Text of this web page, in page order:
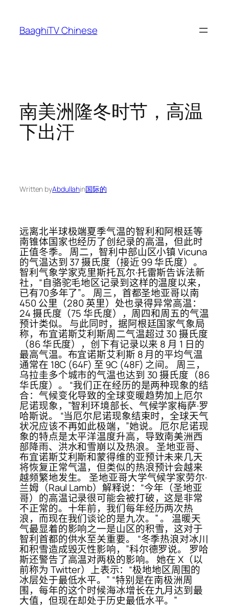
content
BaaghiTV Chinese
南美洲隆冬时节，高温
下出汗
Written byAbdullahin国际的
远离北半球极端夏季气温的智利和阿根廷等
南锥体国家也经历了创纪录的高温，但此时
正值冬季。 周二，智利中部山区小镇 Vicuna
的气温达到 37 摄氏度（接近 99 华氏度）。
智利气象学家克里斯托瓦尔·托雷斯告诉法新
社，“自骆驼毛地区记录到这样的温度以来，
已有70多年了”。 周三，首都圣地亚哥以南
450 公里（280 英里）处也录得异常高温：
24 摄氏度（75 华氏度），周四和周五的气温
预计类似。 与此同时，据阿根廷国家气象局
称，布宜诺斯艾利斯周二气温超过 30 摄氏度
（86 华氏度），创下有记录以来 8 月 1 日的
最高气温。布宜诺斯艾利斯 8 月的平均气温
通常在 18C (64F) 至 9C (48F) 之间。 周三，
乌拉圭多个城市的气温也达到 30 摄氏度（86
华氏度）。 “我们正在经历的是两种现象的结
合：气候变化导致的全球变暖趋势加上厄尔
尼诺现象，”智利环境部长、气候学家梅萨·罗
哈斯说。 “当厄尔尼诺现象结束时，全球天气
状况应该不再如此极端，”她说。 厄尔尼诺现
象的特点是太平洋温度升高，导致南美洲西
部降雨、洪水和雪崩以及热浪。 圣地亚哥、
布宜诺斯艾利斯和蒙得维的亚预计未来几天
将恢复正常气温，但类似的热浪预计会越来
越频繁地发生。 圣地亚哥大学气候学家劳尔·
兰姆（Raul Lamb）解释说：“今年（圣地亚
哥）的高温记录很可能会被打破，这是非常
不正常的。十年前，我们每年经历两次热
浪，而现在我们谈论的是九次。” 。 温暖天
气最显着的影响之一是山区的积雪，这对于
智利首都的供水至关重要。 “冬季热浪对冰川
和积雪造成毁灭性影响，”科尔德罗说。 罗哈
斯还警告了高温对两极的影响。 她在 X（以
前称为 Twitter）上表示：“极地地区周围的
冰层处于最低水平。” “特别是在南极洲周
围，每年的这个时候海冰增长在九月达到最
大值，但现在却处于历史最低水平。”